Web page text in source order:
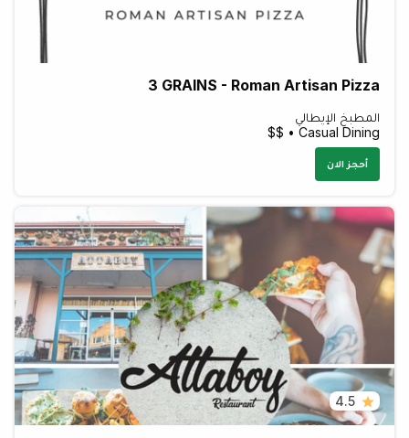
3 GRAINS - Roman Artisan Pizza
المطبخ الإيطالي
Casual Dining • $$
أحجز الان
4.5